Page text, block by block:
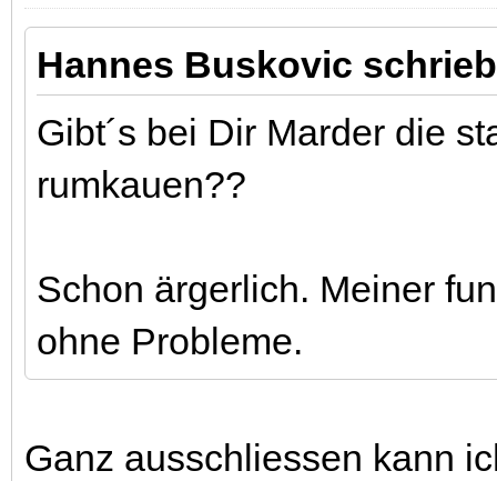
Hannes Buskovic
Gibt´s bei Dir Marder die
rumkauen??
Schon ärgerlich. Meiner
ohne Probleme.
Ganz ausschliessen kann